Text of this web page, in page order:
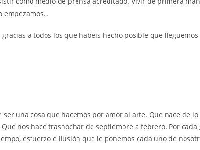
empezamos…
a todos los que habéis hecho posible que
una cosa que hacemos por amor al arte. Que nace de
nos hace trasnochar de septiembre a febrero. Por
esfuerzo e ilusión que le ponemos cada uno de